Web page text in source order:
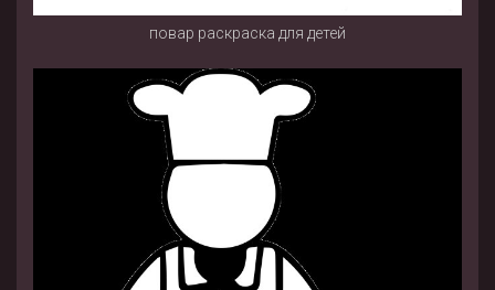
повар раскраска для детей